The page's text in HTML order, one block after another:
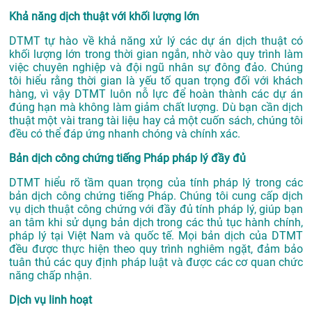
Khả năng dịch thuật với khối lượng lớn
DTMT tự hào về khả năng xử lý các dự án dịch thuật có
khối lượng lớn trong thời gian ngắn, nhờ vào quy trình làm
việc chuyên nghiệp và đội ngũ nhân sự đông đảo. Chúng
tôi hiểu rằng thời gian là yếu tố quan trọng đối với khách
hàng, vì vậy DTMT luôn nỗ lực để hoàn thành các dự án
đúng hạn mà không làm giảm chất lượng. Dù bạn cần dịch
thuật một vài trang tài liệu hay cả một cuốn sách, chúng tôi
đều có thể đáp ứng nhanh chóng và chính xác.
Bản dịch công chứng tiếng Pháp pháp lý đầy đủ
DTMT hiểu rõ tầm quan trọng của tính pháp lý trong các
bản dịch công chứng tiếng Pháp. Chúng tôi cung cấp dịch
vụ dịch thuật công chứng với đầy đủ tính pháp lý, giúp bạn
an tâm khi sử dụng bản dịch trong các thủ tục hành chính,
pháp lý tại Việt Nam và quốc tế. Mọi bản dịch của DTMT
đều được thực hiện theo quy trình nghiêm ngặt, đảm bảo
tuân thủ các quy định pháp luật và được các cơ quan chức
năng chấp nhận.
Dịch vụ linh hoạt